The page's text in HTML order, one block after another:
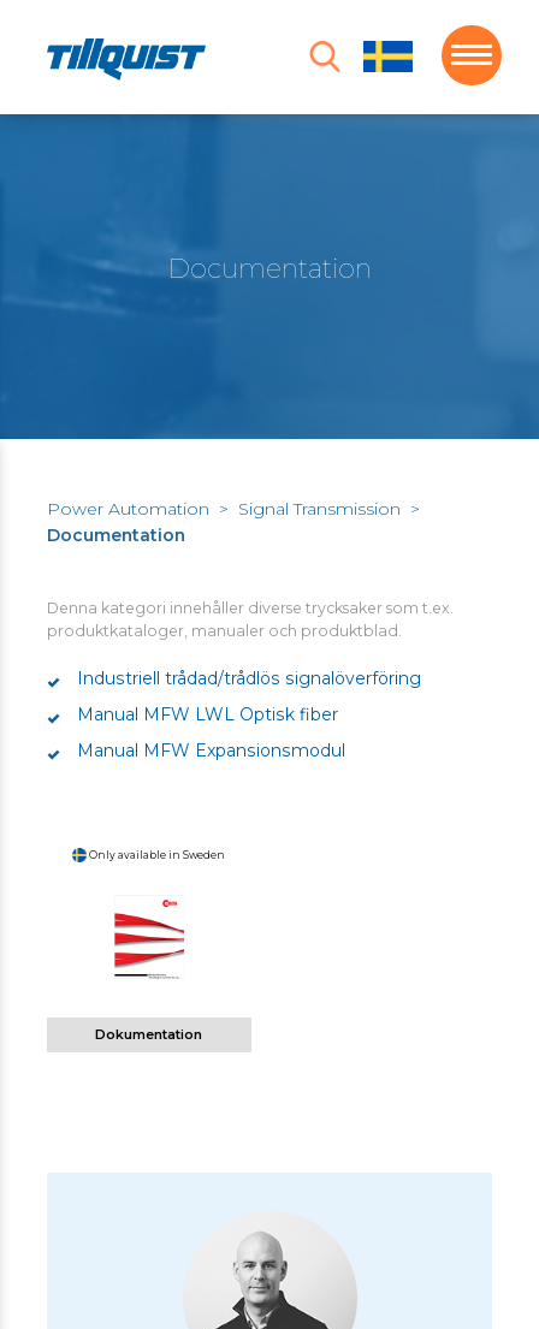
Documentation
Power Automation > Signal Transmission >
Documentation
Denna kategori innehåller diverse trycksaker som t.ex.
produktkataloger, manualer och produktblad.
Industriell trådad/trådlös signalöverföring
Manual MFW LWL Optisk fiber
Manual MFW Expansionsmodul
Dokumentation
Only available in Sweden